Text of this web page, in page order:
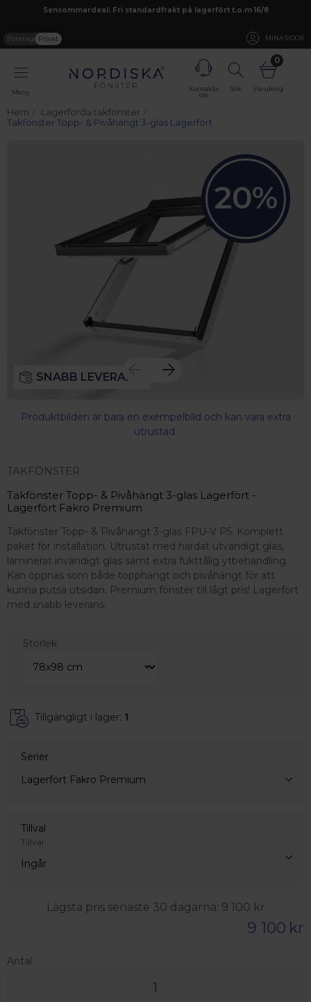
Sensommardeal: Fri standardfrakt på lagerfört t.o.m 16/8
Företag Privat MINA SIDOR
Meny
fokus på kvalitet, omtanke och djup kompetens.
Kontakta
oss
Sök
0
Varukorg
Hem
Lagerförda takfönster
Takfönster Topp- & Pivåhängt 3-glas Lagerfört
20%
SNABB LEVERANS
Produktbilden är bara en exempelbild och kan vara extra
utrustad.
TAKFÖNSTER
Takfönster Topp- & Pivåhängt 3-glas Lagerfört -
Lagerfört Fakro Premium
Takfönster Topp- & Pivåhängt 3-glas FPU-V P5. Komplett
paket för installation. Utrustat med härdat utvändigt glas,
laminerat invändigt glas samt extra fukttålig ytbehandling.
Kan öppnas som både topphängt och pivåhängt för att
kunna putsa utsidan. Premium fönster till lågt pris! Lagerfört
med snabb leverans.
Storlek
Tillgängligt i lager: 1
Serier
Lagerfört Fakro Premium
Tillval
Tillval
Ingår
Lägsta pris senaste 30 dagarna: 9 100 kr
9 100 kr
Antal